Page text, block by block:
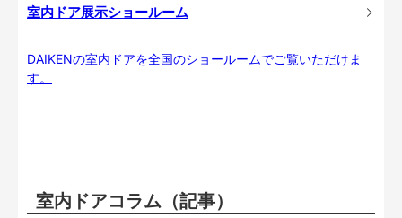
室内ドア展示ショールーム
DAIKENの室内ドアを全国のショールームでご覧いただけま
す。
室内ドアコラム（記事）